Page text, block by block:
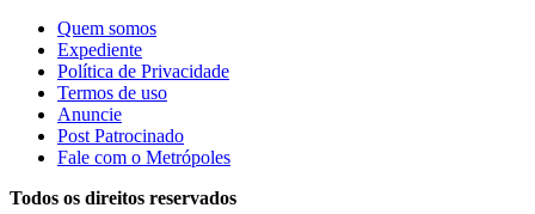
Quem somos
Expediente
Política de Privacidade
Termos de uso
Anuncie
Post Patrocinado
Fale com o Metrópoles
Todos os direitos reservados